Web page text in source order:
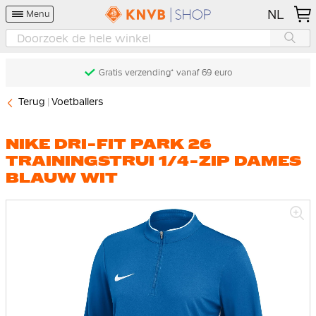
Menu NL
Gratis verzending* vanaf 69 euro
Terug Voetballers
NIKE DRI-FIT PARK 26
TRAININGSTRUI 1/4-ZIP DAMES
BLAUW WIT